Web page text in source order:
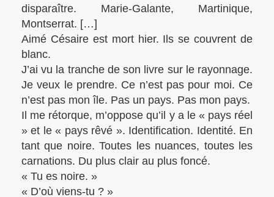
disparaître. Marie-Galante, Martinique,
Montserrat. […]
Aimé Césaire est mort hier. Ils se couvrent de
blanc.
J’ai vu la tranche de son livre sur le rayonnage.
Je veux le prendre. Ce n’est pas pour moi. Ce
n’est pas mon île. Pas un pays. Pas mon pays.
Il me rétorque, m’oppose qu’il y a le « pays réel
» et le « pays rêvé ». Identification. Identité. En
tant que noire. Toutes les nuances, toutes les
carnations. Du plus clair au plus foncé.
« Tu es noire. »
« D’où viens-tu ? »